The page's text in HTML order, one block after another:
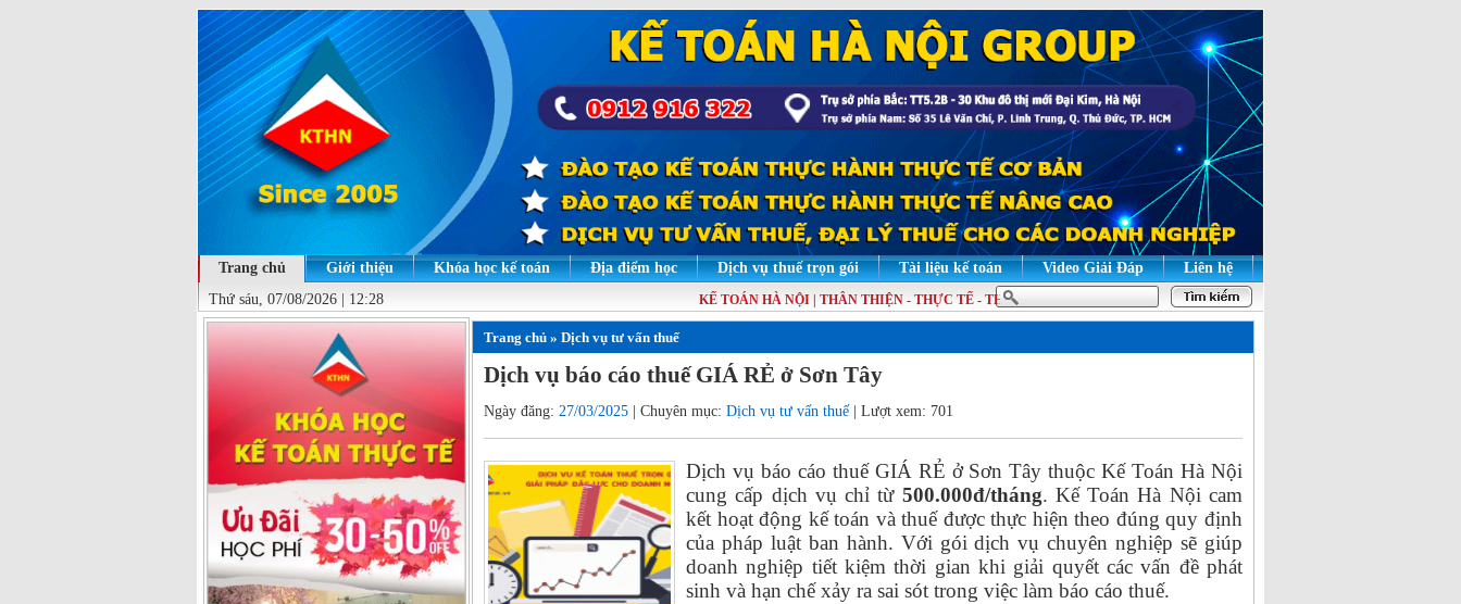
Trang chủ Giới thiệu Khóa học kế toán Địa điểm học Dịch vụ thuế trọn gói Tài liệu kế toán Video Giải Đáp
Liên hệ
Thứ sáu, 07/08/2026 | 12:28
KẾ TOÁN HÀ NỘI | THÂN THIỆN - THỰC TẾ - THÀNH THẠO | HỌC LÝ THUYẾT ĐỂ HIỂU BẢN CHẤT, HỌC THỰC HÀNH ĐỂ
Trang chủ » Dịch vụ tư vấn thuế
Dịch vụ báo cáo thuế GIÁ RẺ ở Sơn Tây
Ngày đăng: 27/03/2025 | Chuyên mục: Dịch vụ tư vấn thuế | Lượt xem: 701
Dịch vụ báo cáo thuế GIÁ RẺ ở Sơn Tây thuộc Kế Toán Hà Nội
cung cấp dịch vụ chỉ từ 500.000đ/tháng. Kế Toán Hà Nội cam
kết hoạt động kế toán và thuế được thực hiện theo đúng quy định
của pháp luật ban hành. Với gói dịch vụ chuyên nghiệp sẽ giúp
doanh nghiệp tiết kiệm thời gian khi giải quyết các vấn đề phát
sinh và hạn chế xảy ra sai sót trong việc làm báo cáo thuế.